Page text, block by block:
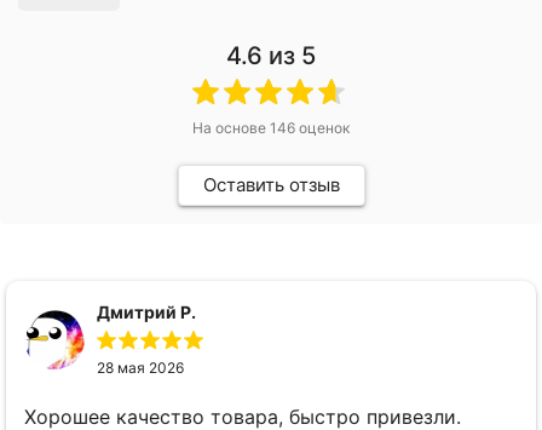
4.6 из 5
На основе 146 оценок
Оставить отзыв
Дмитрий Р.
28 мая 2026
Хорошее качество товара, быстро привезли.